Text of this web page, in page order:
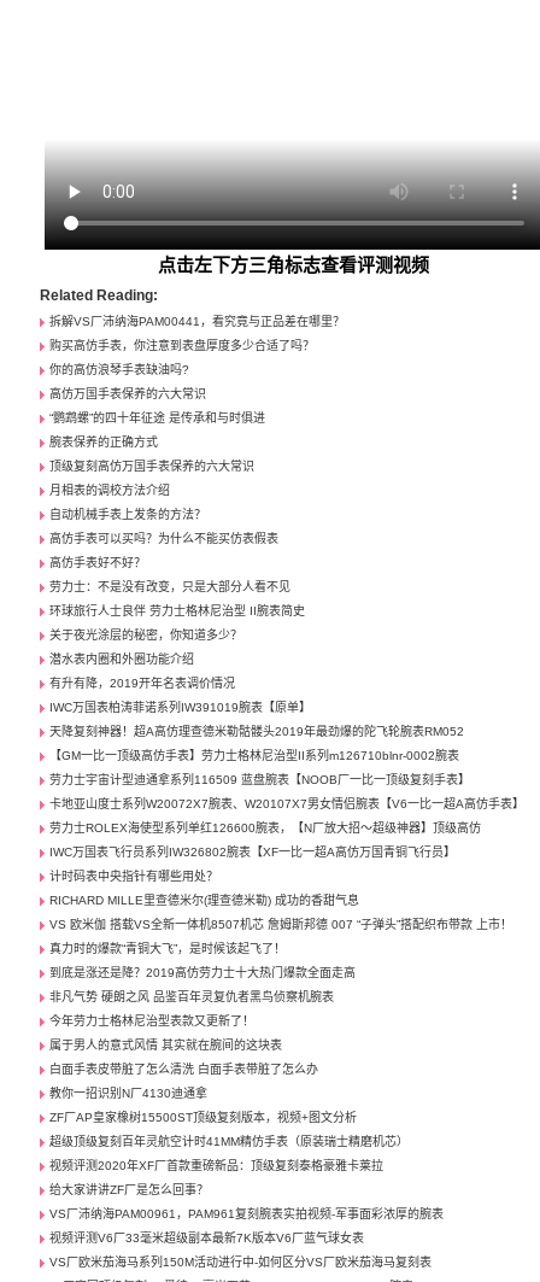
点击左下方三角标志查看评测视频
Related Reading:
拆解VS厂沛纳海PAM00441，看究竟与正品差在哪里？
购买高仿手表，你注意到表盘厚度多少合适了吗？
你的高仿浪琴手表缺油吗?
高仿万国手表保养的六大常识
“鹦鹉螺”的四十年征途 是传承和与时俱进
腕表保养的正确方式
顶级复刻高仿万国手表保养的六大常识
月相表的调校方法介绍
自动机械手表上发条的方法？
高仿手表可以买吗？为什么不能买仿表假表
高仿手表好不好？
劳力士：不是没有改变，只是大部分人看不见
环球旅行人士良伴 劳力士格林尼治型 II腕表简史
关于夜光涂层的秘密，你知道多少？
潜水表内圈和外圈功能介绍
有升有降，2019开年名表调价情况
IWC万国表柏涛菲诺系列IW391019腕表【原单】
天降复刻神器！超A高仿理查德米勒骷髅头2019年最劲爆的陀飞轮腕表RM052
【GM一比一顶级高仿手表】劳力士格林尼治型II系列m126710blnr-0002腕表
劳力士宇宙计型迪通拿系列116509 蓝盘腕表【NOOB厂一比一顶级复刻手表】
卡地亚山度士系列W20072X7腕表、W20107X7男女情侣腕表【V6一比一超A高仿手表】
劳力士ROLEX海使型系列单红126600腕表，【N厂放大招～超级神器】顶级高仿
IWC万国表飞行员系列IW326802腕表【XF一比一超A高仿万国青铜飞行员】
计时码表中央指针有哪些用处？
RICHARD MILLE里查德米尔(理查德米勒) 成功的香甜气息
VS 欧米伽 搭载VS全新一体机8507机芯 詹姆斯邦德 007 “子弹头”搭配织布带款 上市！
真力时的爆款“青铜大飞”，是时候该起飞了！
到底是涨还是降？2019高仿劳力士十大热门爆款全面走高
非凡气势 硬朗之风 品鉴百年灵复仇者黑鸟侦察机腕表
今年劳力士格林尼治型表款又更新了！
属于男人的意式风情 其实就在腕间的这块表
白面手表皮带脏了怎么清洗 白面手表带脏了怎么办
教你一招识别N厂4130迪通拿
ZF厂AP皇家橡树15500ST顶级复刻版本，视频+图文分析
超级顶级复刻百年灵航空计时41MM精仿手表（原装瑞士精磨机芯）
视频评测2020年XF厂首款重磅新品：顶级复刻泰格豪雅卡莱拉
给大家讲讲ZF厂是怎么回事？
VS厂沛纳海PAM00961，PAM961复刻腕表实拍视频-军事面彩浓厚的腕表
视频评测V6厂33毫米超级副本最新7K版本V6厂蓝气球女表
VS厂欧米茄海马系列150M活动进行中-如何区分VS厂欧米茄海马复刻表